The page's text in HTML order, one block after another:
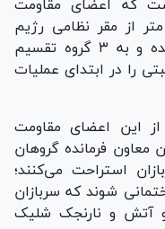
که اعضای مقاومت
فلسطین توانستند از تونلی که ۴۰ متر از مقر نظامی رژیم
صهیونیستی فاصله داشت، خارج شده و به ۳ گروه تقسیم
را در ابتدای عملیات
این اعضای مقاومت
فرمانده گروهان
استراحت می‌کنند؛
شوند که سربازان
آتش و نارنجک شلیک